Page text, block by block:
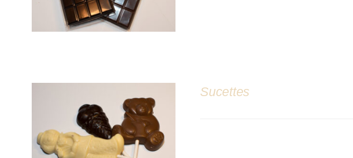
DÉTAILS
Sucettes